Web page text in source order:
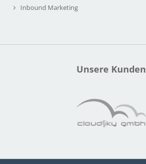
Inbound Marketing
Unsere Kunden